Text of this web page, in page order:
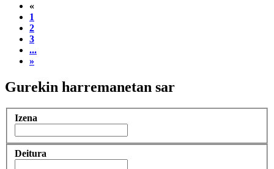
«
1
2
3
...
»
Gurekin harremanetan sar
Izena
Deitura